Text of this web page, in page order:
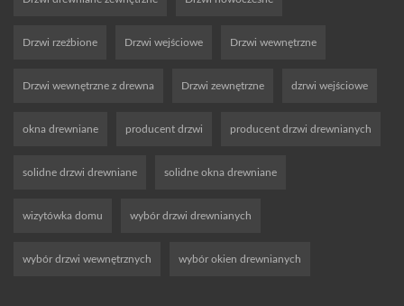
Drzwi rzeźbione Drzwi wejściowe Drzwi wewnętrzne
Drzwi wewnętrzne z drewna Drzwi zewnętrzne dzrwi wejściowe
okna drewniane producent drzwi producent drzwi drewnianych
solidne drzwi drewniane solidne okna drewniane
wizytówka domu wybór drzwi drewnianych
wybór drzwi wewnętrznych wybór okien drewnianych